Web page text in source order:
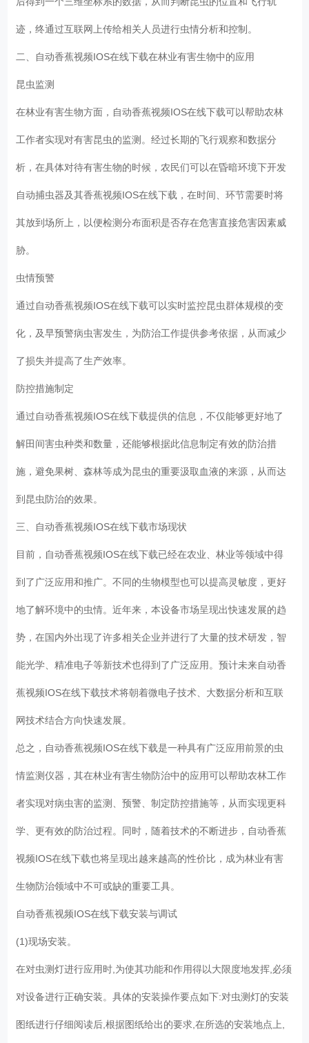
迹，终通过互联网上传给相关人员进行虫情分析和控制。
二、自动香蕉视频IOS在线下载在林业有害生物中的应用
昆虫监测
在林业有害生物方面，自动香蕉视频IOS在线下载可以帮助农林
工作者实现对有害昆虫的监测。经过长期的飞行观察和数据分
析，在具体对待有害生物的时候，农民们可以在昏暗环境下开发
自动捕虫器及其香蕉视频IOS在线下载，在时间、环节需要时将
其放到场所上，以便检测分布面积是否存在危害直接危害因素威
胁。
虫情预警
通过自动香蕉视频IOS在线下载可以实时监控昆虫群体规模的变
化，及早预警病虫害发生，为防治工作提供参考依据，从而减少
了损失并提高了生产效率。
防控措施制定
通过自动香蕉视频IOS在线下载提供的信息，不仅能够更好地了
解田间害虫种类和数量，还能够根据此信息制定有效的防治措
施，避免果树、森林等成为昆虫的重要汲取血液的来源，从而达
到昆虫防治的效果。
三、自动香蕉视频IOS在线下载市场现状
目前，自动香蕉视频IOS在线下载已经在农业、林业等领域中得
到了广泛应用和推广。不同的生物模型也可以提高灵敏度，更好
地了解环境中的虫情。近年来，本设备市场呈现出快速发展的趋
势，在国内外出现了许多相关企业并进行了大量的技术研发，智
能光学、精准电子等新技术也得到了广泛应用。预计未来自动香
蕉视频IOS在线下载技术将朝着微电子技术、大数据分析和互联
网技术结合方向快速发展。
总之，自动香蕉视频IOS在线下载是一种具有广泛应用前景的虫
情监测仪器，其在林业有害生物防治中的应用可以帮助农林工作
者实现对病虫害的监测、预警、制定防控措施等，从而实现更科
学、更有效的防治过程。同时，随着技术的不断进步，自动香蕉
视频IOS在线下载也将呈现出越来越高的性价比，成为林业有害
生物防治领域中不可或缺的重要工具。
自动香蕉视频IOS在线下载安装与调试
(1)现场安装。
在对虫测灯进行应用时,为使其功能和作用得以大限度地发挥,必须
对设备进行正确安装。具体的安装操作要点如下:对虫测灯的安装
图纸进行仔细阅读后,根据图纸给出的要求,在所选的安装地点上,